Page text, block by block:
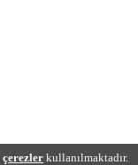
çerezler kullanılmaktadır.